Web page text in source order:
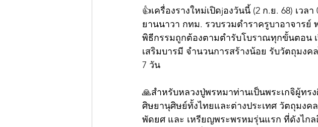
👍เครื่องรางใหม่เปิดjองวันนี้ (2 ก.ย. 68) เว
ยานนาวา กทม. รวบรวมตำราครูบาอาจารย์
พิธีกรรมถูกต้องตามตำรับโบราณทุกขั้นตอน
เสริมบารมี จำนวนการสร้างน้อย รับวัตถุมง
7 วัน
🙏สำหรับหลวงปู่พรหมาท่านเป็นพระเกจิผู้ทร
ศิษยานุศิษย์ทั้งไทยและต่างประเทศ วัตถุมงค
พัดยศ และ เหรียญพระพรหมรุ่นแรก ที่ดังไกล